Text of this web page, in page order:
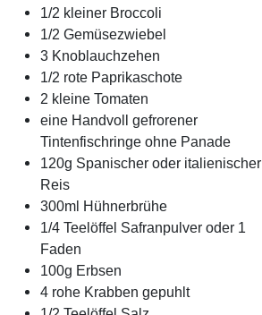
1/2 kleiner Broccoli
1/2 Gemüsezwiebel
3 Knoblauchzehen
1/2 rote Paprikaschote
2 kleine Tomaten
eine Handvoll gefrorener
Tintenfischringe ohne Panade
120g Spanischer oder italienischer
Reis
300ml Hühnerbrühe
1/4 Teelöffel Safranpulver oder 1
Faden
100g Erbsen
4 rohe Krabben gepuhlt